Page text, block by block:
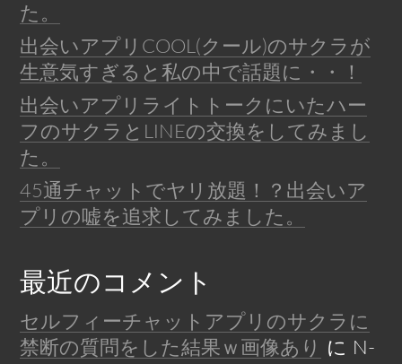
た。
出会いアプリCOOL(クール)のサクラが
生意気すぎると私の中で話題に・・！
出会いアプリライトトークにいたハー
フのサクラとLINEの交換をしてみまし
た。
45通チャットでヤリ放題！？出会いア
プリの嘘を追求してみました。
最近のコメント
セルフィーチャットアプリのサクラに
禁断の質問をした結果ｗ画像あり
に N-